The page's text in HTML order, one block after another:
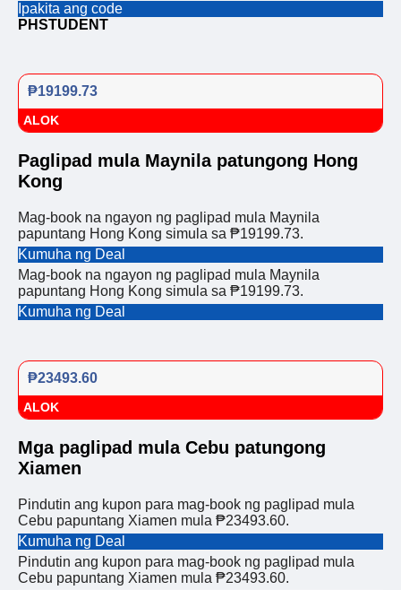
Ipakita ang code
PHSTUDENT
₱19199.73
ALOK
Paglipad mula Maynila patungong Hong
Kong
Mag-book na ngayon ng paglipad mula Maynila
papuntang Hong Kong simula sa ₱19199.73.
Kumuha ng Deal
Mag-book na ngayon ng paglipad mula Maynila
papuntang Hong Kong simula sa ₱19199.73.
Kumuha ng Deal
₱23493.60
ALOK
Mga paglipad mula Cebu patungong
Xiamen
Pindutin ang kupon para mag-book ng paglipad mula
Cebu papuntang Xiamen mula ₱23493.60.
Kumuha ng Deal
Pindutin ang kupon para mag-book ng paglipad mula
Cebu papuntang Xiamen mula ₱23493.60.